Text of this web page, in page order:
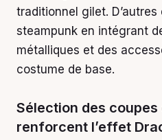
traditionnel gilet.
steampunk en intégrant
métalliques et des
costume de base.
Sélection des
renforcent l’effet